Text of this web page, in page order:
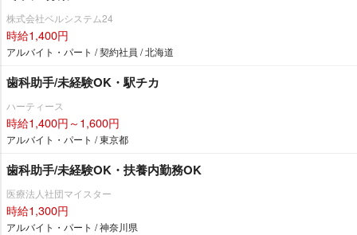
株式会社ベルシステム24
時給1,400円
アルバイト・パート / 契約社員 / 北海道
歯科助手/未経験OK・駅チカ
ハーティース
時給1,400円～1,600円
アルバイト・パート / 東京都
歯科助手/未経験OK・扶養内勤務OK
医療法人社団マイスター
時給1,300円
アルバイト・パート / 神奈川県